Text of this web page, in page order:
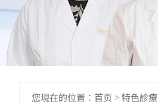
您現在的位置： 首页 > 特色診療